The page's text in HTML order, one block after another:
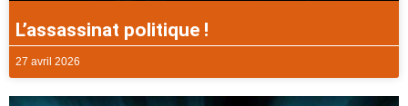
L’assassinat politique !
27 avril 2026